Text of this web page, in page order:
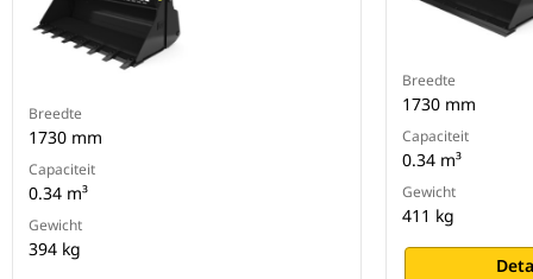
Breedte
1730 mm
Capaciteit
0.34 m³
Gewicht
394 kg
Breedte
1730 mm
Capaciteit
0.34 m³
Gewicht
411 kg